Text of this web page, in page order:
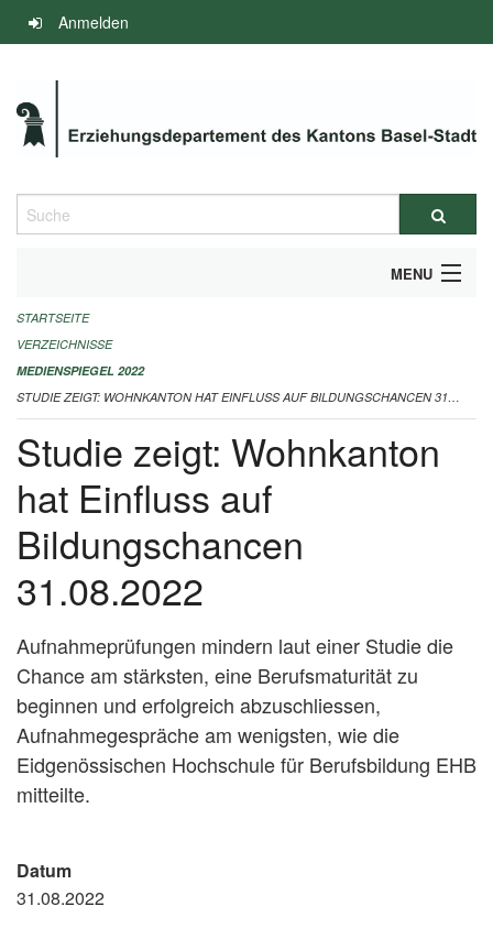
Navigation
überspringen
Anmelden
Suche
MENU
INFOS ZUM ED-MEDIENSPIEGEL
IMPRESSUM
STARTSEITE
VERZEICHNISSE
MEDIENSPIEGEL 2022
STUDIE ZEIGT: WOHNKANTON HAT EINFLUSS AUF BILDUNGSCHANCEN 31.08.2022
Studie zeigt: Wohnkanton
hat Einfluss auf
Bildungschancen
31.08.2022
Aufnahmeprüfungen mindern laut einer Studie die
Chance am stärksten, eine Berufsmaturität zu
beginnen und erfolgreich abzuschliessen,
Aufnahmegespräche am wenigsten, wie die
Eidgenössischen Hochschule für Berufsbildung EHB
mitteilte.
Datum
31.08.2022